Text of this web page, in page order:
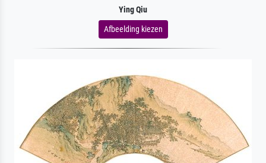
Ying Qiu
Afbeelding kiezen